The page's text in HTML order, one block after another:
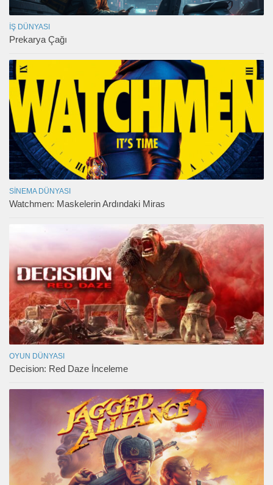
İŞ DÜNYASI
Prekarya Çağı
SINEMA DÜNYASI
Watchmen: Maskelerin Ardındaki Miras
OYUN DÜNYASI
Decision: Red Daze İnceleme